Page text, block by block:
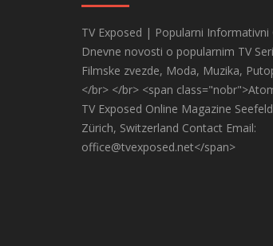
TV Exposed | Popularni Informativni
Dnevne novosti o popularnim TV
Filmske zvezde, Moda, Muzika,
</br> </br> <span
TV Exposed Online Magazine
Zürich, Switzerland Contact Email:
office@tvexposed.net</span>